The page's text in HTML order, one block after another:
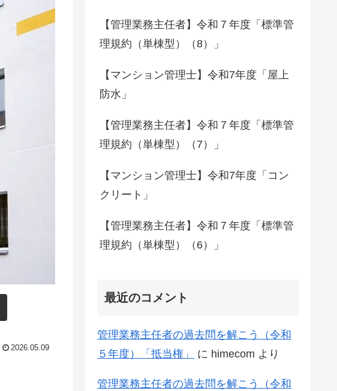
2026.05.09
【管理業務主任者】令和７年度「標準管
理規約（単棟型）（8）」
【マンション管理士】令和7年度「屋上
防水」
【管理業務主任者】令和７年度「標準管
理規約（単棟型）（7）」
【マンション管理士】令和7年度「コン
クリート」
【管理業務主任者】令和７年度「標準管
理規約（単棟型）（6）」
最近のコメント
管理業務主任者の過去問を解こう（令和
５年度）「抵当権」
に himecom より
管理業務主任者の過去問を解こう（令和